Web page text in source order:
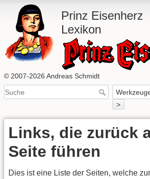
Prinz Eisenherz
Lexikon
© 2007-2026 Andreas Schmidt
>
Links, die zurück
Seite führen
Dies ist eine Liste der Seiten, welche